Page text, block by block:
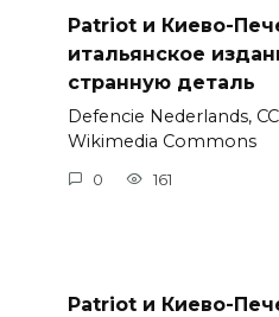
Patriot и Киево-
итальянское
странную деталь
Defencie Nederlands,
Wikimedia Commons
0 161
Patriot и Киево-